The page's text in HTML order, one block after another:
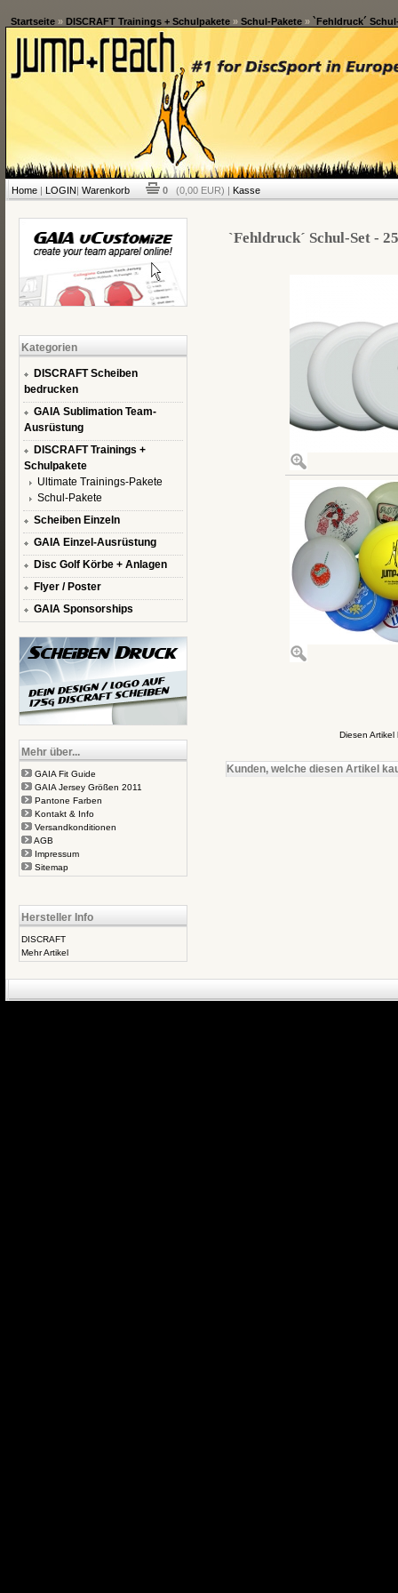
Startseite» DISCRAFT Trainings + Schulpakete» Schul-Pakete» `Fehldruck´
Home| LOGIN| Warenkorb 0 (0,00 EUR) | Kasse
Kategorien
DISCRAFT Scheiben
bedrucken
GAIA Sublimation Team-
Ausrüstung
DISCRAFT Trainings +
Schulpakete
Ultimate Trainings-Pakete
Schul-Pakete
Scheiben Einzeln
GAIA Einzel-Ausrüstung
Disc Golf Körbe + Anlagen
Flyer / Poster
GAIA Sponsorships
Mehr über...
GAIA Fit Guide
GAIA Jersey Größen 2011
Pantone Farben
Kontakt & Info
Versandkonditionen
AGB
Impressum
Sitemap
Hersteller Info
DISCRAFT
Mehr Artikel
`Fehldruck´ Schul-Set -
Diesen
Kunden, welche diesen Artikel